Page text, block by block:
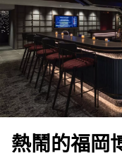
熱鬧的福岡